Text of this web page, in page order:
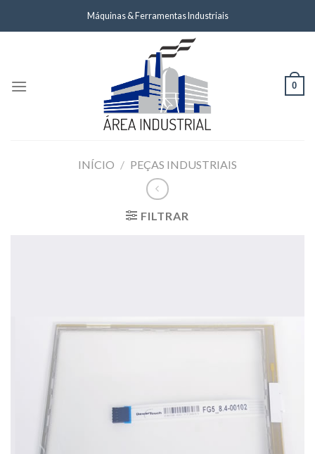
Máquinas & Ferramentas Industriais
0
INÍCIO / PEÇAS INDUSTRIAIS
FILTRAR